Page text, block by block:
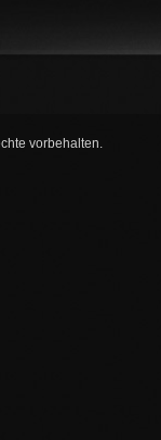
vorbehalten.